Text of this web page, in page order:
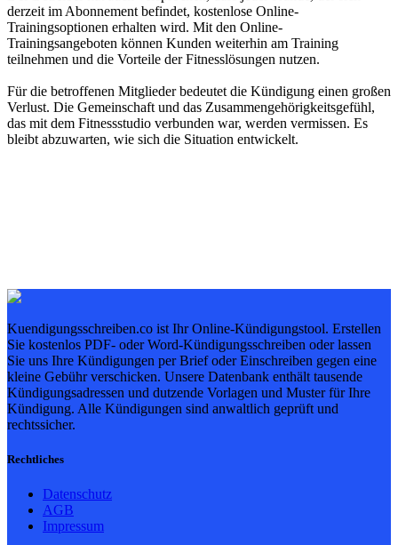
derzeit im Abonnement befindet, kostenlose Online-
Trainingsoptionen erhalten wird. Mit den Online-
Trainingsangeboten können Kunden weiterhin am Training
teilnehmen und die Vorteile der Fitnesslösungen nutzen.
Für die betroffenen Mitglieder bedeutet die Kündigung einen großen
Verlust. Die Gemeinschaft und das Zusammengehörigkeitsgefühl,
das mit dem Fitnessstudio verbunden war, werden vermissen. Es
bleibt abzuwarten, wie sich die Situation entwickelt.
Kuendigungsschreiben.co ist Ihr Online-Kündigungstool. Erstellen
Sie kostenlos PDF- oder Word-Kündigungsschreiben oder lassen
Sie uns Ihre Kündigungen per Brief oder Einschreiben gegen eine
kleine Gebühr verschicken. Unsere Datenbank enthält tausende
Kündigungsadressen und dutzende Vorlagen und Muster für Ihre
Kündigung. Alle Kündigungen sind anwaltlich geprüft und
rechtssicher.
Rechtliches
Datenschutz
AGB
Impressum